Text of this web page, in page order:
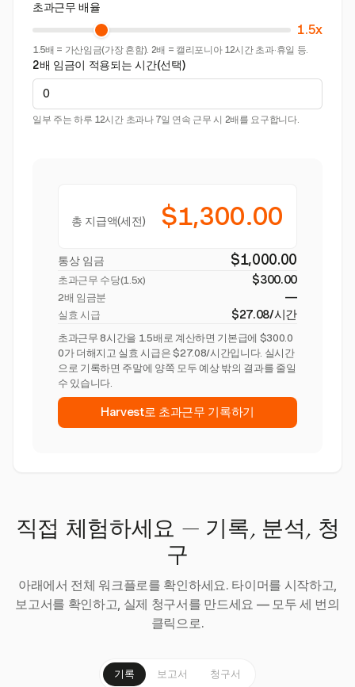
초과근무 배율
1.5x
1.5배 = 가산임금(가장 흔함). 2배 = 캘리포니아 12시간 초과·휴일 등.
2배 임금이 적용되는 시간(선택)
일부 주는 하루 12시간 초과나 7일 연속 근무 시 2배를 요구합니다.
총 지급액(세전) $1,300.00
통상 임금 $1,000.00
초과근무 수당(1.5x) $300.00
2배 임금분 —
실효 시급 $27.08/시간
초과근무 8시간을 1.5배로 계산하면 기본급에 $300.0
0가 더해지고 실효 시급은 $27.08/시간입니다. 실시간
으로 기록하면 주말에 양쪽 모두 예상 밖의 결과를 줄일
수 있습니다.
Harvest로 초과근무 기록하기
직접 체험하세요 — 기록, 분석, 청
구
아래에서 전체 워크플로를 확인하세요. 타이머를 시작하고,
보고서를 확인하고, 실제 청구서를 만드세요 — 모두 세 번의
클릭으로.
기록 보고서 청구서